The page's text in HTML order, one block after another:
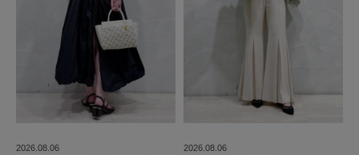
2026.08.06 2026.08.06